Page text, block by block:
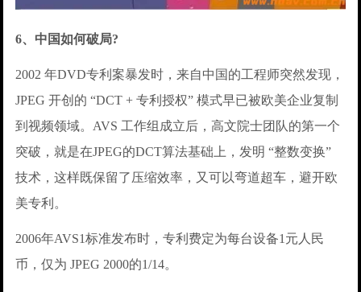
6、中国如何破局?
2002 年DVD专利案暴发时，来自中国的工程师突然发现，
JPEG 开创的 “DCT + 专利授权” 模式早已被欧美企业复制
到视频领域。AVS 工作组成立后，高文院士团队的第一个
突破，就是在JPEG的DCT算法基础上，发明 “整数变换”
技术，这样既保留了压缩效率，又可以弯道超车，避开欧
美专利。
2006年AVS1标准发布时，专利费定为每台设备1元人民
币，仅为 JPEG 2000的1/14。